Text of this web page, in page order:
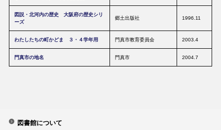
図説・北河内の歴史 大阪府の歴史シリ
ーズ
郷土出版社 1996.11
わたしたちの町かどま ３・４学年用 門真市教育委員会 2003.4
門真市の地名 門真市 2004.7
図書館について